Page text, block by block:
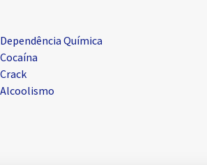
Química